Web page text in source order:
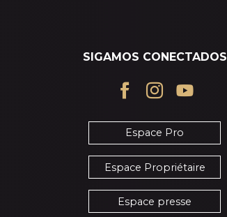
SIGAMOS CONECTADOS
Espace Pro
Espace Propriétaire
Espace presse